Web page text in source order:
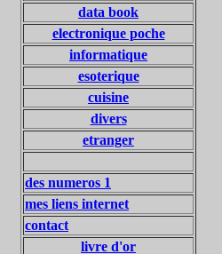
data book
electronique poche
informatique
esoterique
cuisine
divers
etranger
des numeros 1
mes liens internet
contact
livre d'or